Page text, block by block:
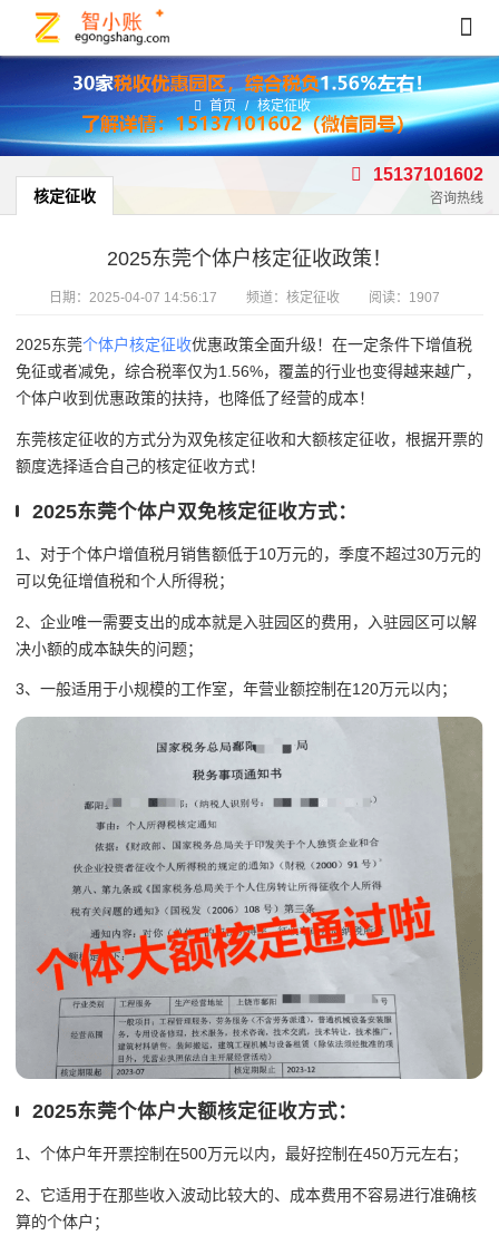
首页 / 核定征收
核定征收
15137101602
咨询热线
2025东莞个体户核定征收政策！
日期： 2025-04-07 14:56:17 频道： 核定征收 阅读：1907
2025东莞个体户核定征收优惠政策全面升级！在一定条件下增值税
免征或者减免，综合税率仅为1.56%，覆盖的行业也变得越来越广，
个体户收到优惠政策的扶持，也降低了经营的成本！
东莞核定征收的方式分为双免核定征收和大额核定征收，根据开票的
额度选择适合自己的核定征收方式！
2025东莞个体户双免核定征收方式：
1、对于个体户增值税月销售额低于10万元的，季度不超过30万元的
可以免征增值税和个人所得税；
2、企业唯一需要支出的成本就是入驻园区的费用，入驻园区可以解
决小额的成本缺失的问题；
3、一般适用于小规模的工作室，年营业额控制在120万元以内；
2025东莞个体户大额核定征收方式：
1、个体户年开票控制在500万元以内，最好控制在450万元左右；
2、它适用于在那些收入波动比较大的、成本费用不容易进行准确核
算的个体户；